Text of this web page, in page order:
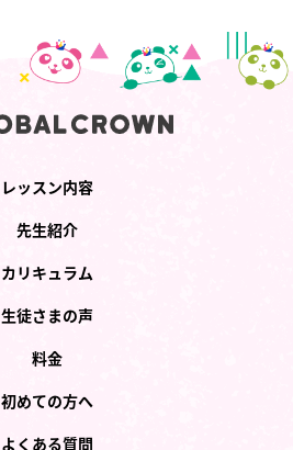
レッスン内容
先生紹介
カリキュラム
生徒さまの声
料金
初めての方へ
よくある質問